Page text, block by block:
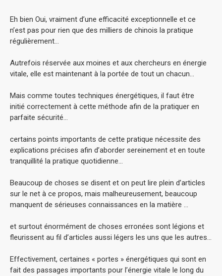
Eh bien Oui, vraiment d’une efficacité exceptionnelle et ce
n’est pas pour rien que des milliers de chinois la pratique
régulièrement…
Autrefois réservée aux moines et aux chercheurs en énergie
vitale, elle est maintenant à la portée de tout un chacun…
Mais comme toutes techniques énergétiques, il faut être
initié correctement à cette méthode afin de la pratiquer en
parfaite sécurité…
certains points importants de cette pratique nécessite des
explications précises afin d’aborder sereinement et en toute
tranquillité la pratique quotidienne...
Beaucoup de choses se disent et on peut lire plein d’articles
sur le net à ce propos, mais malheureusement, beaucoup
manquent de sérieuses connaissances en la matière …
et surtout énormément de choses erronées sont légions et
fleurissent au fil d’articles aussi légers les uns que les autres…
Effectivement, certaines « portes » énergétiques qui sont en
fait des passages importants pour l’énergie vitale le long du